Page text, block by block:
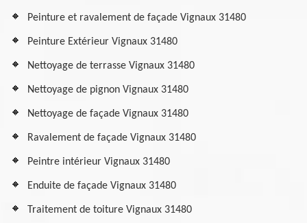
Peinture et ravalement de façade Vignaux 31480
Peinture Extérieur Vignaux 31480
Nettoyage de terrasse Vignaux 31480
Nettoyage de pignon Vignaux 31480
Nettoyage de façade Vignaux 31480
Ravalement de façade Vignaux 31480
Peintre intérieur Vignaux 31480
Enduite de façade Vignaux 31480
Traitement de toiture Vignaux 31480